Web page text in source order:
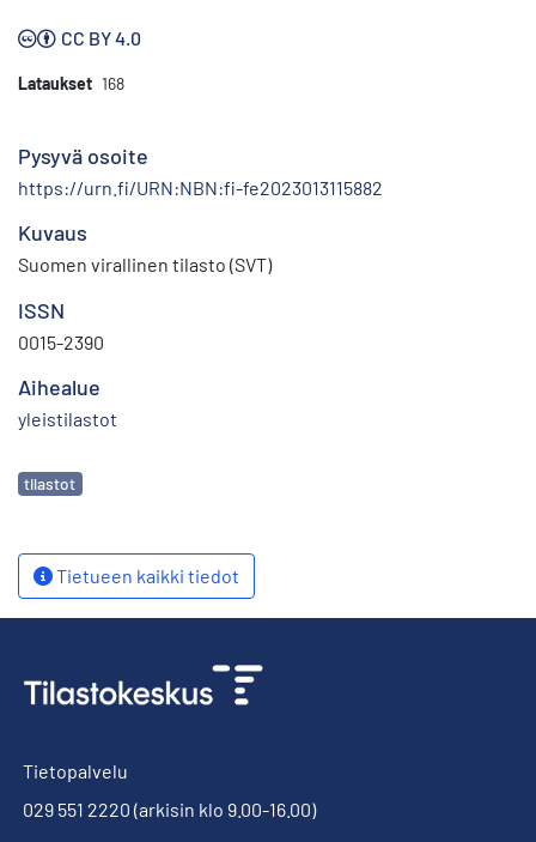
CC BY 4.0
Lataukset 168
Pysyvä osoite
https://urn.fi/URN:NBN:fi-fe2023013115882
Kuvaus
Suomen virallinen tilasto (SVT)
ISSN
0015-2390
Aihealue
yleistilastot
Avainsanat
tilastot
Tietueen kaikki tiedot
Tietopalvelu
029 551 2220 (arkisin klo 9.00-16.00)